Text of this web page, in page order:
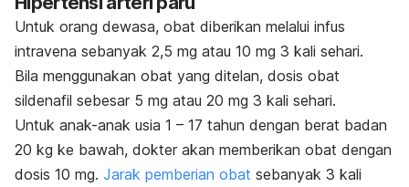
Untuk orang dewasa, obat diberikan melalui infus
intravena sebanyak 2,5 mg atau 10 mg 3 kali sehari.
Bila menggunakan obat yang ditelan, dosis obat
sildenafil sebesar 5 mg atau 20 mg 3 kali sehari.
Untuk anak-anak usia 1 – 17 tahun dengan berat badan
20 kg ke bawah, dokter akan memberikan obat dengan
dosis 10 mg. Jarak pemberian obat sebanyak 3 kali